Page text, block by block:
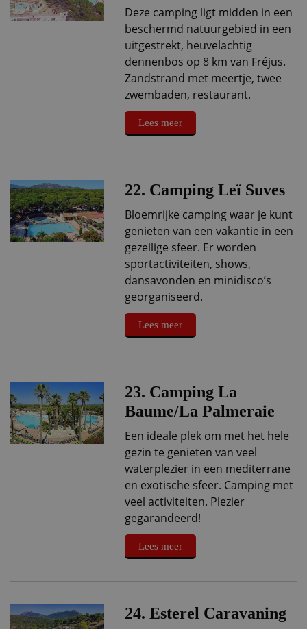
Deze camping ligt midden in een
beschermd natuurgebied in een
uitgestrekt, heuvelachtig
dennenbos op 8 km van Fréjus.
Zandstrand met meertje, twee
zwembaden, restaurant.
Lees meer
22. Camping Leï Suves
Bloemrijke camping waar je kunt
genieten van een vakantie in een
gezellige sfeer. Er worden
sportactiviteiten, shows,
dansavonden en minidisco’s
georganiseerd.
Lees meer
23. Camping La
Baume/La Palmeraie
Een ideale plek om met het hele
gezin te genieten van veel
waterplezier in een mediterrane
en exotische sfeer. Camping met
veel activiteiten. Plezier
gegarandeerd!
Lees meer
24. Esterel Caravaning